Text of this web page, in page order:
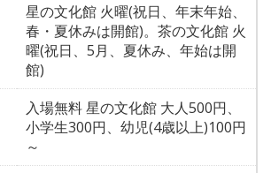
星の文化館 火曜(祝日、年末年始、
春・夏休みは開館)。茶の文化館 火
曜(祝日、5月、夏休み、年始は開
館)
入場無料 星の文化館 大人500円、
小学生300円、幼児(4歳以上)100円
～